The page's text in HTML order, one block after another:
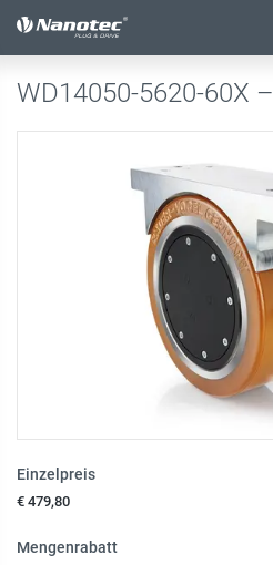
Aktive Kombination
WD14050-5620-60X –
Einzelpreis
€ 479,80
Mengenrabatt